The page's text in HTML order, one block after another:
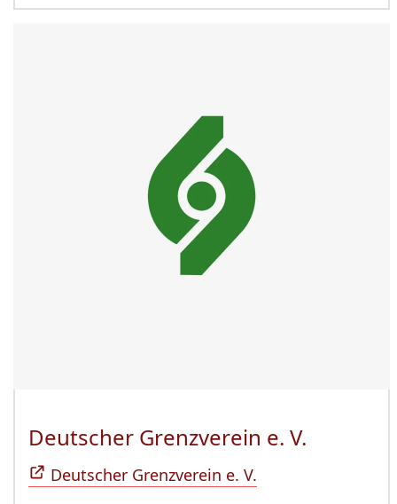
Deutscher Grenzverein e. V.
Deutscher Grenzverein e. V.